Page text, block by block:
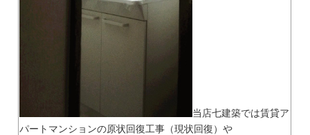
当店七建築では賃貸ア
パートマンションの原状回復工事（現状回復）や